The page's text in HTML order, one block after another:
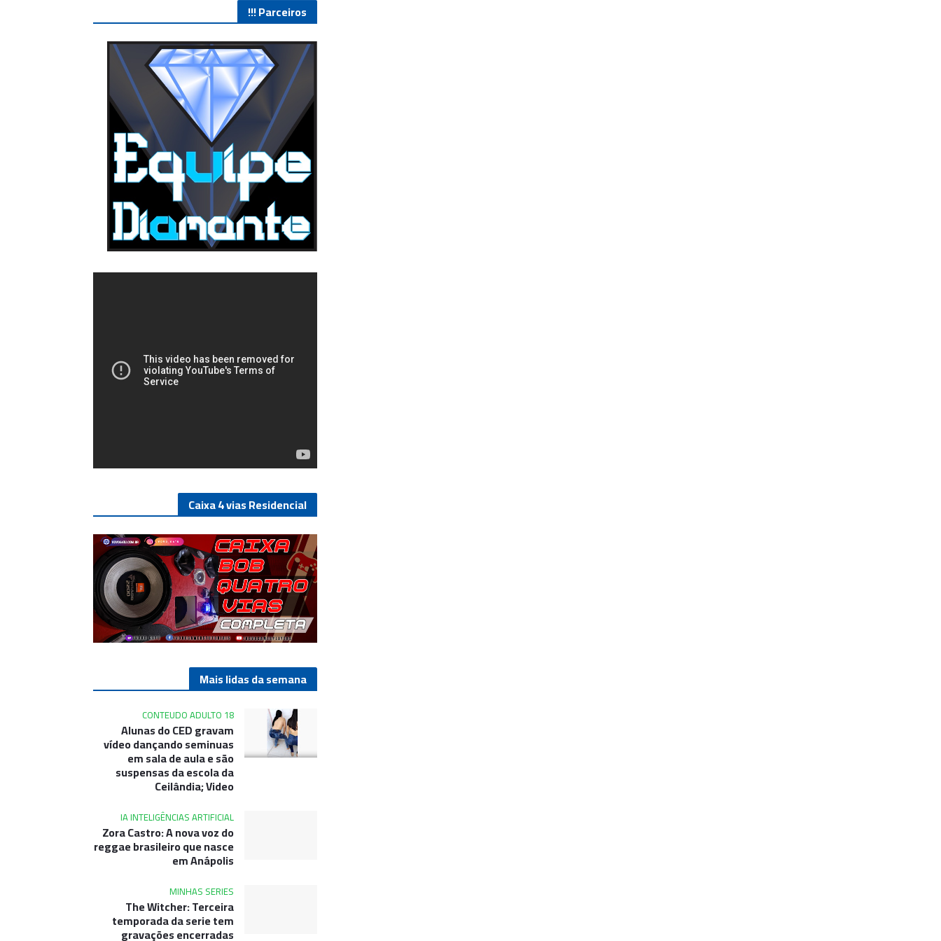
Parceiros !!!
Caixa 4 vias Residencial
Mais lidas da semana
CONTEUDO ADULTO 18
Alunas do CED gravam
vídeo dançando seminuas
em sala de aula e são
suspensas da escola da
Ceilândia; Video
IA INTELIGÊNCIAS ARTIFICIAL
Zora Castro: A nova voz do
reggae brasileiro que nasce
em Anápolis
MINHAS SERIES
The Witcher: Terceira
temporada da serie tem
gravações encerradas